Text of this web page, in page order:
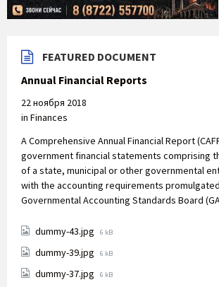
FEATURED DOCUMENT
Annual Financial Reports
22 ноября 2018
in Finances
A Comprehensive Annual Financial Report
government financial statements comprising
of a state, municipal or other governmental
with the accounting requirements
Governmental Accounting Standards Board
dummy-43.jpg File
6 kB
dummy-39.jpg File
6 kB
dummy-37.jpg File
6 kB